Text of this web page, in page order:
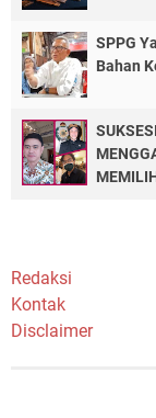
SPPG
Bahan
Redaksi
Kontak
Disclaimer